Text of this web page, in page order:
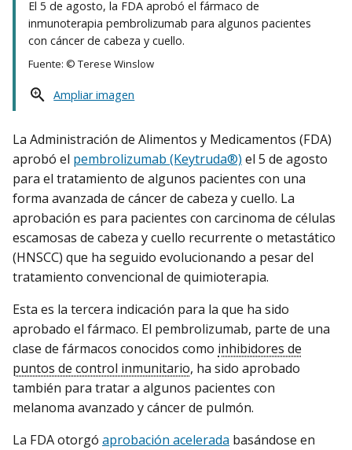
El 5 de agosto, la FDA aprobó el fármaco de
inmunoterapia pembrolizumab para algunos pacientes
con cáncer de cabeza y cuello.
Fuente: © Terese Winslow
Ampliar imagen
La Administración de Alimentos y Medicamentos (FDA)
aprobó el pembrolizumab (Keytruda®) el 5 de agosto
para el tratamiento de algunos pacientes con una
forma avanzada de cáncer de cabeza y cuello. La
aprobación es para pacientes con carcinoma de células
escamosas de cabeza y cuello recurrente o metastático
(HNSCC) que ha seguido evolucionando a pesar del
tratamiento convencional de quimioterapia.
Esta es la tercera indicación para la que ha sido
aprobado el fármaco. El pembrolizumab, parte de una
clase de fármacos conocidos como inhibidores de
puntos de control inmunitario, ha sido aprobado
también para tratar a algunos pacientes con
melanoma avanzado y cáncer de pulmón.
La FDA otorgó aprobación acelerada basándose en